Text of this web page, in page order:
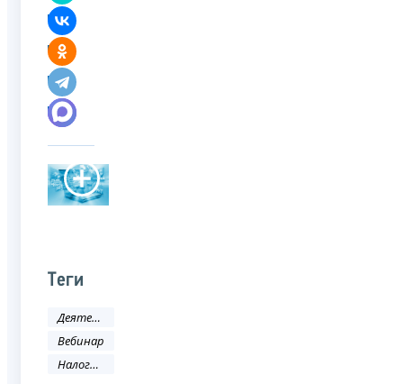
Теги
Деятельность ФНС
Вебинар
Налоговая политика и практика